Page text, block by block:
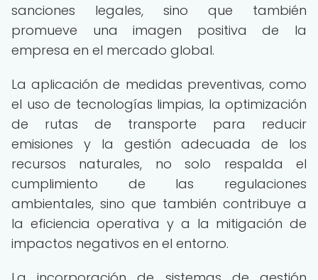
sanciones legales, sino que también
promueve una imagen positiva de la
empresa en el mercado global.
La aplicación de medidas preventivas, como
el uso de tecnologías limpias, la optimización
de rutas de transporte para reducir
emisiones y la gestión adecuada de los
recursos naturales, no solo respalda el
cumplimiento de las regulaciones
ambientales, sino que también contribuye a
la eficiencia operativa y a la mitigación de
impactos negativos en el entorno.